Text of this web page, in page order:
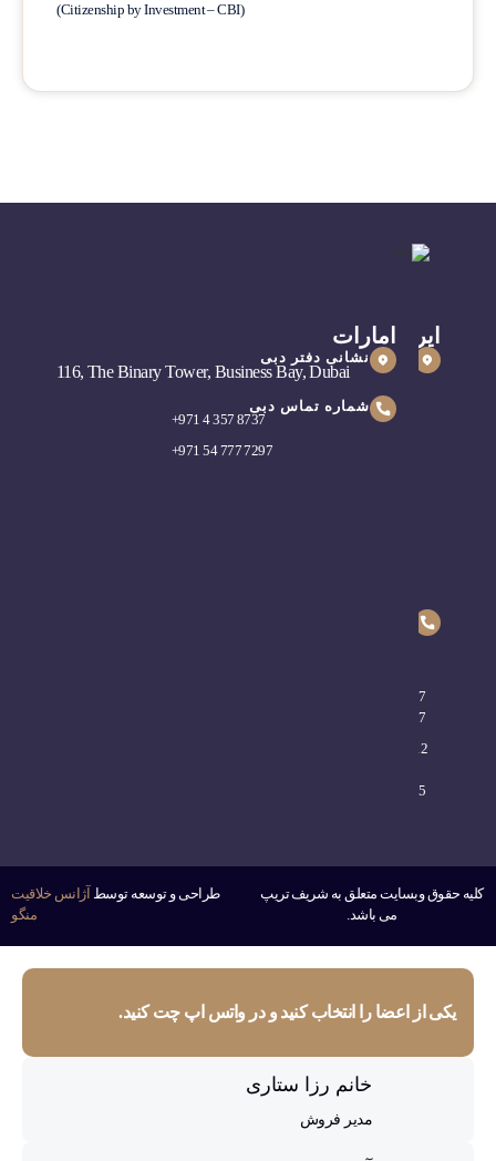
(Citizenship by Investment – CBI)
ایران
نشانی
دفتر
تهران
2277
7797
0912
6665
امارات
نشانی دفتر دبی
116, The Binary Tower, Business Bay, Dubai
شماره تماس دبی
+971 4 357 8737
+971 54 777 7297
کلیه حقوق وبسایت متعلق به شریف تریپ
می باشد.
طراحی و توسعه توسط آژانس خلاقیت
منگو
یکی از اعضا را انتخاب کنید و در واتس اپ چت کنید.
خانم رزا ستاری
مدیر فروش